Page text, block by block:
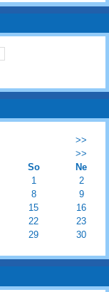
>>
>>
So
Ne
1
2
8
9
15
16
22
23
29
30